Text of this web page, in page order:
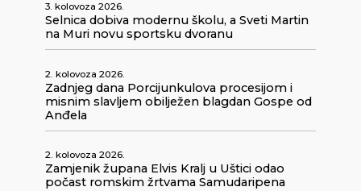
3. kolovoza 2026.
Selnica dobiva modernu školu, a Sveti Martin
na Muri novu sportsku dvoranu
2. kolovoza 2026.
Zadnjeg dana Porcijunkulova procesijom i
misnim slavljem obilježen blagdan Gospe od
Anđela
2. kolovoza 2026.
Zamjenik župana Elvis Kralj u Uštici odao
počast romskim žrtvama Samudaripena